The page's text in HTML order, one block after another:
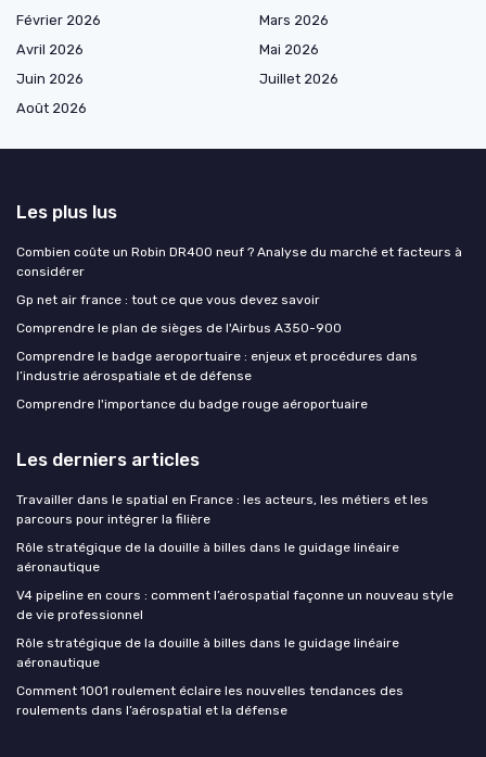
Février 2026
Mars 2026
Avril 2026
Mai 2026
Juin 2026
Juillet 2026
Août 2026
Les plus lus
Combien coûte un Robin DR400 neuf ? Analyse du marché et facteurs à
considérer
Gp net air france : tout ce que vous devez savoir
Comprendre le plan de sièges de l'Airbus A350-900
Comprendre le badge aeroportuaire : enjeux et procédures dans
l’industrie aérospatiale et de défense
Comprendre l'importance du badge rouge aéroportuaire
Les derniers articles
Travailler dans le spatial en France : les acteurs, les métiers et les
parcours pour intégrer la filière
Rôle stratégique de la douille à billes dans le guidage linéaire
aéronautique
V4 pipeline en cours : comment l’aérospatial façonne un nouveau style
de vie professionnel
Rôle stratégique de la douille à billes dans le guidage linéaire
aéronautique
Comment 1001 roulement éclaire les nouvelles tendances des
roulements dans l’aérospatial et la défense